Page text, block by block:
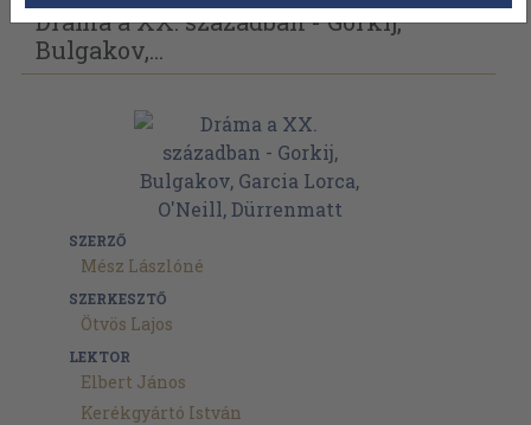
Dráma a XX. században - Gorkij,
Bulgakov,...
SZERZŐ
Mész Lászlóné
SZERKESZTŐ
Ötvös Lajos
LEKTOR
Elbert János
Kerékgyártó István